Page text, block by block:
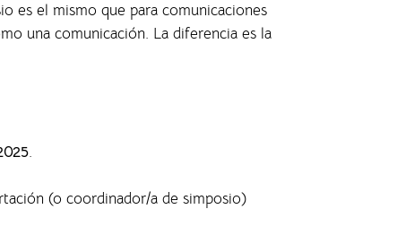
es el mismo que para comunicaciones
una comunicación. La diferencia es la
.
(o coordinador/a de simposio)